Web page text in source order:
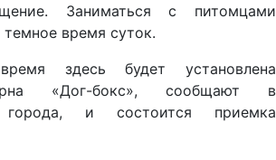
Заниматься с питомцами
время суток.
здесь будет установлена
«Дог-бокс», сообщают в
города, и состоится приемка